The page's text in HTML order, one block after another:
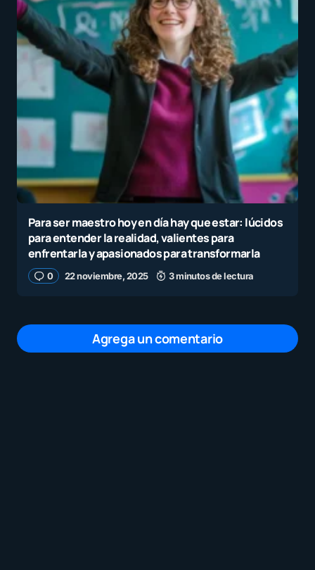
Para ser maestro hoy en día hay que estar: lúcidos
para entender la realidad, valientes para
enfrentarla y apasionados para transformarla
0 22 noviembre, 2025 3 minutos de lectura
Agrega un comentario